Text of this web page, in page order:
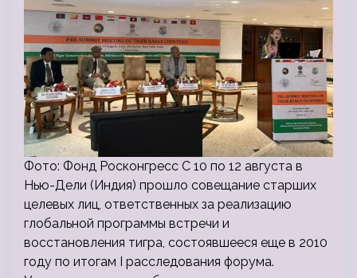
Фото: Фонд Росконгресс С 10 по 12 августа в
Нью-Дели (Индия) прошло совещание старших
целевых лиц, ответственных за реализацию
глобальной программы встречи и
восстановления тигра, состоявшееся еще в 2010
году по итогам I расследования форума.